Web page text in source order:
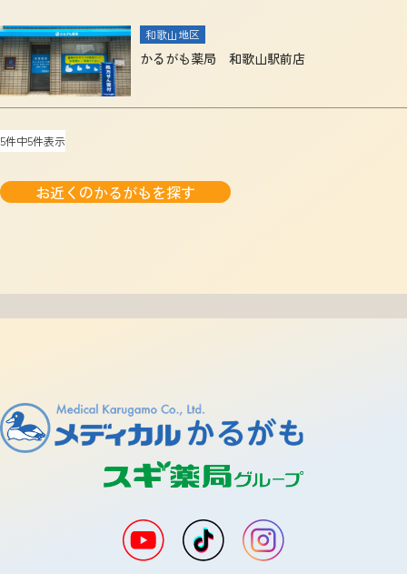
和歌山地区
かるがも薬局 和歌山駅前店
5件中5件表示
お近くのかるがもを探す